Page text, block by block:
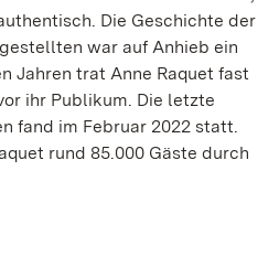
Die Geschichte der
war auf Anhieb ein
Jahren trat Anne Raquet fast
ihr Publikum. Die letzte
fand im Februar 2022 statt.
rund 85.000 Gäste durch